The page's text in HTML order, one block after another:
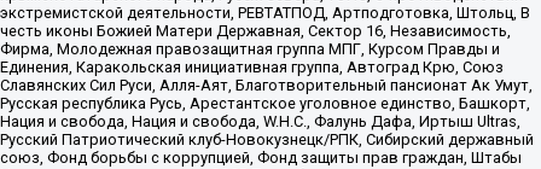
экстремистской деятельности, РЕВТАТПОД, Артподготовка, Штольц, В
честь иконы Божией Матери Державная, Сектор 16, Независимость,
Фирма, Молодежная правозащитная группа МПГ, Курсом Правды и
Единения, Каракольская инициативная группа, Автоград Крю, Союз
Славянских Сил Руси, Алля-Аят, Благотворительный пансионат Ак Умут,
Русская республика Русь, Арестантское уголовное единство, Башкорт,
Нация и свобода, Нация и свобода, W.H.С., Фалунь Дафа, Иртыш Ultras,
Русский Патриотический клуб-Новокузнецк/РПК, Сибирский державный
союз, Фонд борьбы с коррупцией, Фонд защиты прав граждан, Штабы